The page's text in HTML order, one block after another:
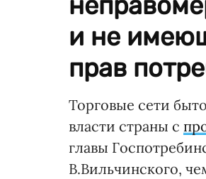
и не
прав
Торговые сети
власти страны с
главы
В.Вильчинского,